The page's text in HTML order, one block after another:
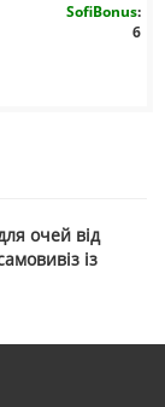
SofiBonus:
6
очей від
із